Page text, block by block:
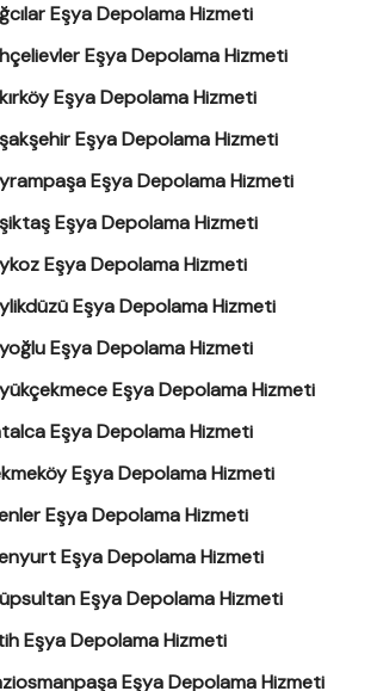
Eşya Depolama Hizmeti
Eşya Depolama Hizmeti
Eşya Depolama Hizmeti
Eşya Depolama Hizmeti
Eşya Depolama Hizmeti
Eşya Depolama Hizmeti
Eşya Depolama Hizmeti
Eşya Depolama Hizmeti
Eşya Depolama Hizmeti
Eşya Depolama Hizmeti
Eşya Depolama Hizmeti
Eşya Depolama Hizmeti
Eşya Depolama Hizmeti
Eşya Depolama Hizmeti
Eşya Depolama Hizmeti
Eşya Depolama Hizmeti
Eşya Depolama Hizmeti